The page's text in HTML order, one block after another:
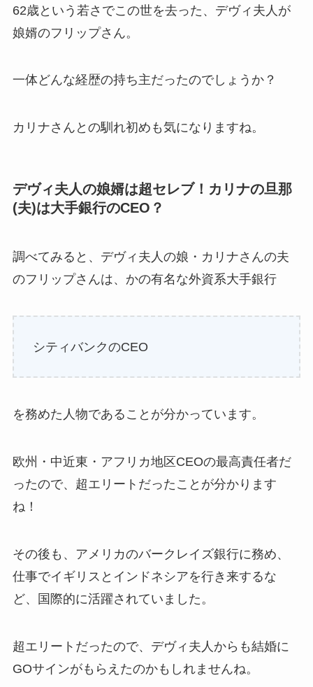
62歳という若さでこの世を去った、デヴィ夫人が
娘婿のフリップさん。
一体どんな経歴の持ち主だったのでしょうか？
カリナさんとの馴れ初めも気になりますね。
デヴィ夫人の娘婿は超セレブ！カリナの旦那
(夫)は大手銀行のCEO？
調べてみると、デヴィ夫人の娘・カリナさんの夫
のフリップさんは、かの有名な外資系大手銀行
シティバンクのCEO
を務めた人物であることが分かっています。
欧州・中近東・アフリカ地区CEOの最高責任者だ
ったので、超エリートだったことが分かります
ね！
その後も、アメリカのバークレイズ銀行に務め、
仕事でイギリスとインドネシアを行き来するな
ど、国際的に活躍されていました。
超エリートだったので、デヴィ夫人からも結婚に
GOサインがもらえたのかもしれませんね。